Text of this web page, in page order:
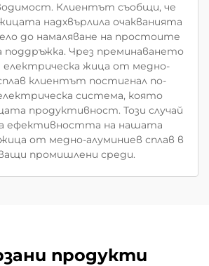
Клиентът съобщи, че
надхвърлила очакванията
до намаляване на простоите
поддръжка. Чрез преминаването
жица от медно-
клиентът постигнал по-
система, която
продуктивност. Този случай
ефективността на нашата
от медно-алуминиев сплав в
промишлени среди.
продукти